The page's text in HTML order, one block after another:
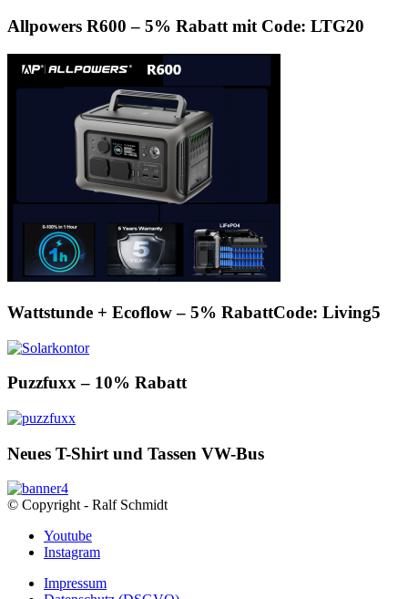
Allpowers R600 – 5% Rabatt mit Code: LTG20
Wattstunde + Ecoflow – 5% RabattCode: Living5
Puzzfuxx – 10% Rabatt
Neues T-Shirt und Tassen VW-Bus
© Copyright - Ralf Schmidt
Youtube
Instagram
Impressum